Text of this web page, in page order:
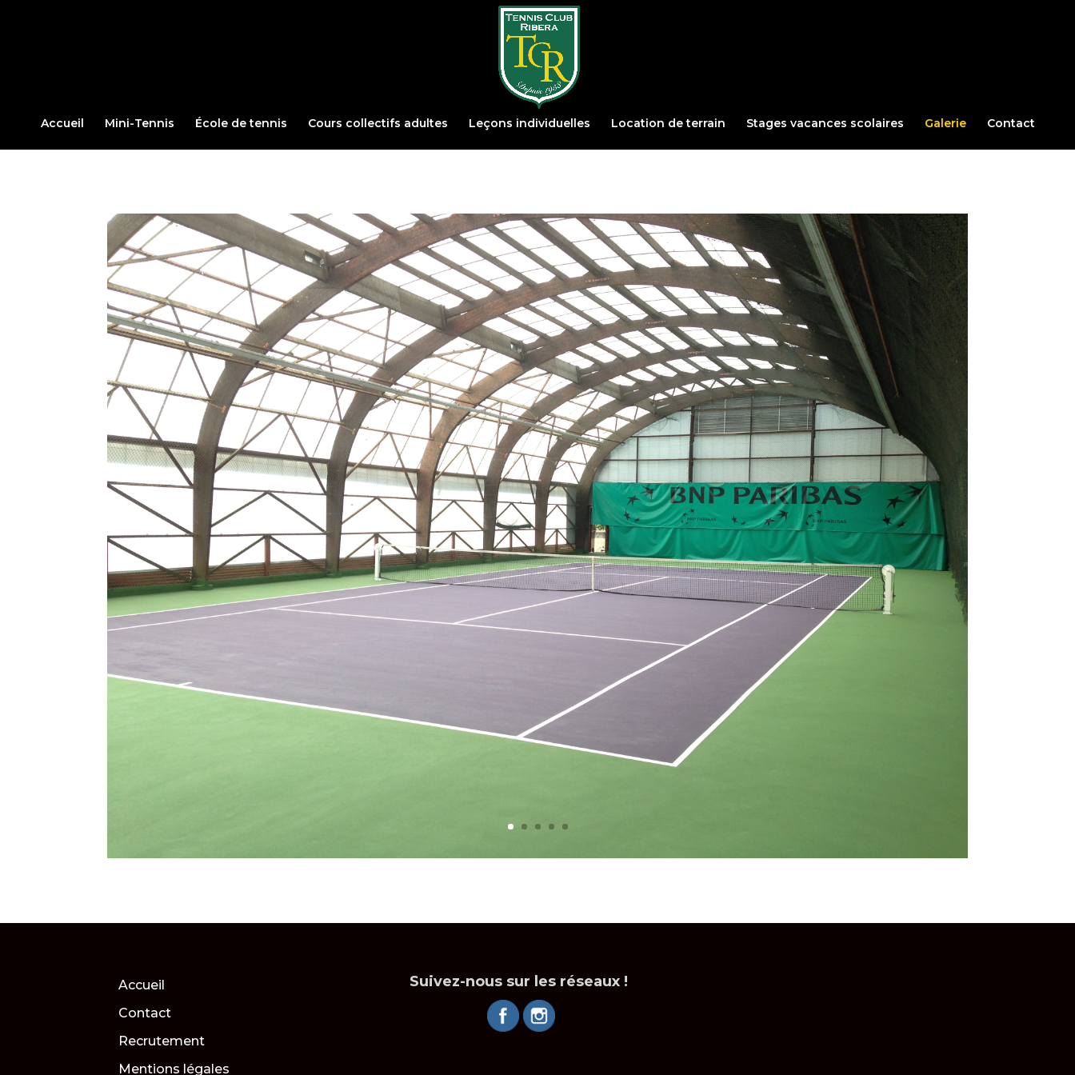
Accueil Mini-Tennis École de tennis Cours collectifs adultes Leçons individuelles Location de terrain Stages vacances scolaires Galerie Contact
Accueil
Contact
Recrutement
Mentions légales
Suivez-nous sur les réseaux !